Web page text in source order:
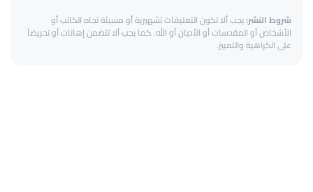
شروط النشر:يجب ألا تكون التعليقات تشهيرية أو مسيئة تجاه الكاتب أو
الأشخاص أو المقدسات أو الأديان أو الله. كما يجب ألا تتضمن إهانات أو تحريضاً
على الكراهية والتمييز.